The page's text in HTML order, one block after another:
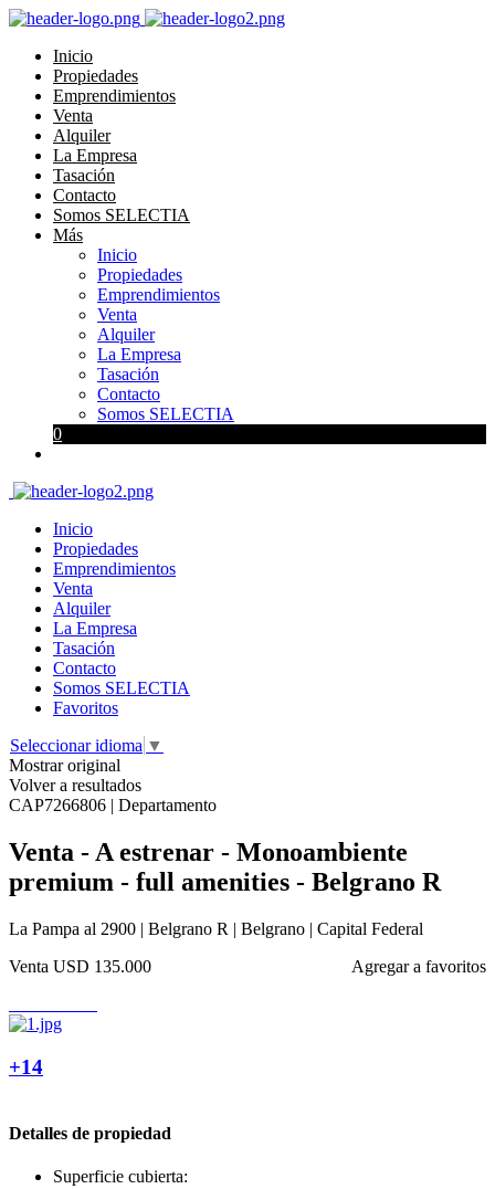
Inicio
Propiedades
Emprendimientos
Venta
Alquiler
La Empresa
Tasación
Contacto
Somos SELECTIA
Más
Inicio
Propiedades
Emprendimientos
Venta
Alquiler
La Empresa
Tasación
Contacto
Somos SELECTIA
0
Inicio
Propiedades
Emprendimientos
Venta
Alquiler
La Empresa
Tasación
Contacto
Somos SELECTIA
Favoritos
Seleccionar idioma ▼
Mostrar original
Volver a resultados
CAP7266806 | Departamento
Venta - A estrenar - Monoambiente
premium - full amenities - Belgrano R
La Pampa al 2900 | Belgrano R | Belgrano | Capital Federal
Agregar a favoritos
Venta USD 135.000
+14
Detalles de propiedad
Superficie cubierta: